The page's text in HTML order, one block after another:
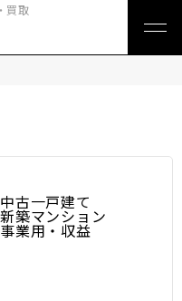
買取
中古一戸建て
新築マンション
事業用・収益